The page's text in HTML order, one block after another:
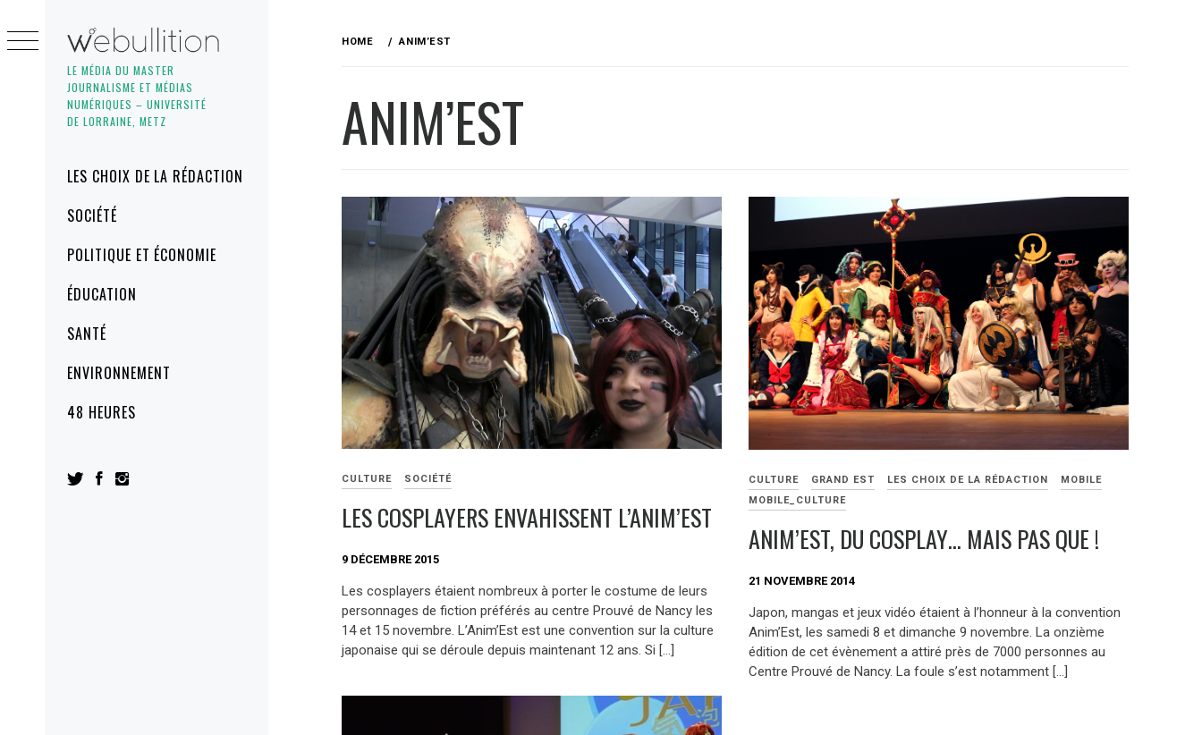
LE MÉDIA DU MASTER
JOURNALISME ET MÉDIAS
NUMÉRIQUES – UNIVERSITÉ
DE LORRAINE, METZ
MenuLES CHOIX DE LA RÉDACTION
SOCIÉTÉ
POLITIQUE ET ÉCONOMIE
ÉDUCATION
SANTÉ
ENVIRONNEMENT
48 HEURES
to
content
HOME ANIM’EST
ANIM’EST
CULTURE SOCIÉTÉ
LES COSPLAYERS ENVAHISSENT L’ANIM’EST
9 DÉCEMBRE 2015
Les cosplayers étaient nombreux à porter le costume de leurs
personnages de fiction préférés au centre Prouvé de Nancy les
14 et 15 novembre. L’Anim’Est est une convention sur la culture
japonaise qui se déroule depuis maintenant 12 ans. Si […]
CULTURE GRAND EST LES CHOIX DE LA RÉDACTION
MOBILE
MOBILE_CULTURE
ANIM’EST, DU COSPLAY… MAIS PAS QUE !
21 NOVEMBRE 2014
Japon, mangas et jeux vidéo étaient à l’honneur à la convention
Anim’Est, les samedi 8 et dimanche 9 novembre. La onzième
édition de cet évènement a attiré près de 7000 personnes au
Centre Prouvé de Nancy. La foule s’est notamment […]